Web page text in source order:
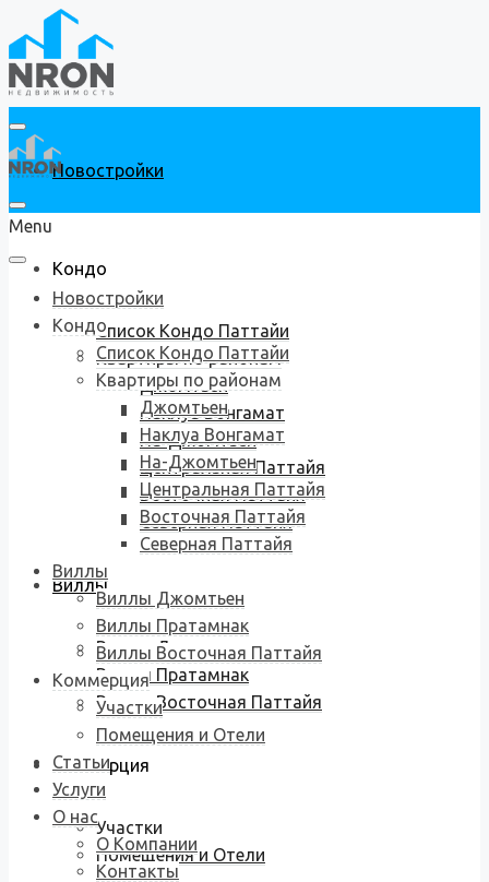
Новостройки
Кондо
Список Кондо Паттайи
Квартиры по районам
Джомтьен
Наклуа Вонгамат
На-Джомтьен
Центральная Паттайя
Восточная Паттайя
Северная Паттайя
Виллы
Виллы Джомтьен
Виллы Пратамнак
Виллы Восточная Паттайя
Коммерция
Участки
Помещения и Отели
Menu
Новостройки
Кондо
Список Кондо Паттайи
Квартиры по районам
Джомтьен
Наклуа Вонгамат
На-Джомтьен
Центральная Паттайя
Восточная Паттайя
Северная Паттайя
Виллы
Виллы Джомтьен
Виллы Пратамнак
Виллы Восточная Паттайя
Коммерция
Участки
Помещения и Отели
Статьи
Услуги
О нас
О Компании
Контакты